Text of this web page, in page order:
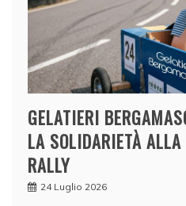
GELATIERI
LA SOLIDARIETÀ
RALLY
24 Luglio 2026